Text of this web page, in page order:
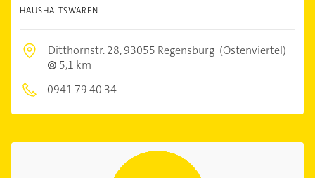
HAUSHALTSWAREN
Ditthornstr. 28,93055 Regensburg (Ostenviertel)
5,1 km
0941 79 40 34